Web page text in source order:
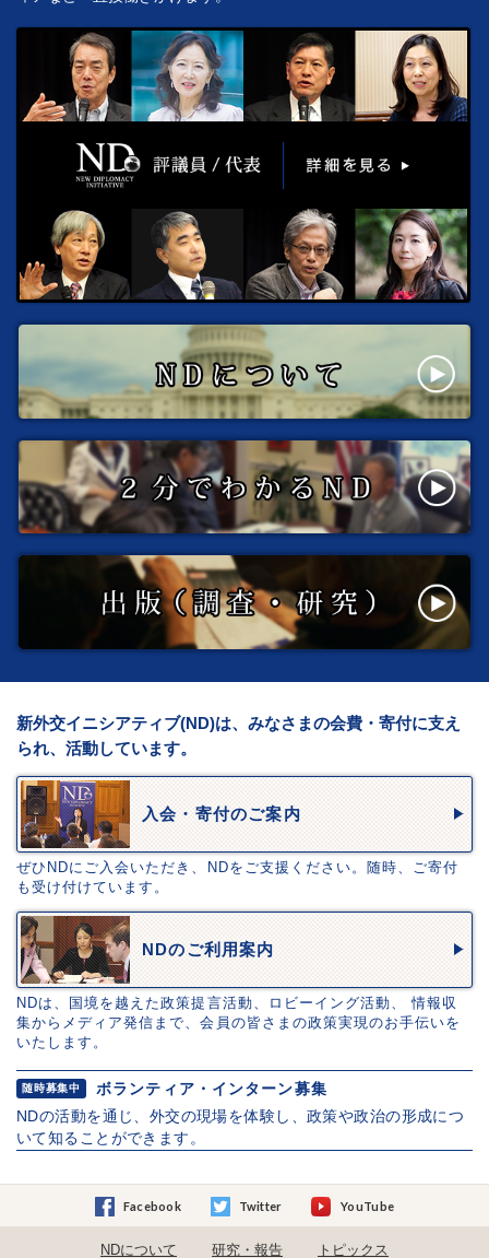
新外交イニシアティブ(ND)は、みなさまの会費・寄付に支え
られ、活動しています。
入会・寄付のご案内
ぜひNDにご入会いただき、NDをご支援ください。随時、ご寄付
も受け付けています。
NDのご利用案内
NDは、国境を越えた政策提言活動、ロビーイング活動、 情報収
集からメディア発信まで、会員の皆さまの政策実現のお手伝いを
いたします。
随時募集中
ボランティア・インターン募集
NDの活動を通じ、外交の現場を体験し、政策や政治の形成につ
いて知ることができます。
Facebook Twitter YouTube
NDについて 研究・報告 トピックス